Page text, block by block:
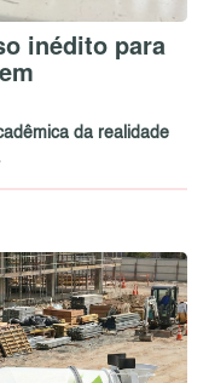
inédito para
da realidade